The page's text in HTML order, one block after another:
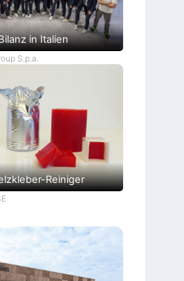
in Italien
S.p.a.
Reiniger